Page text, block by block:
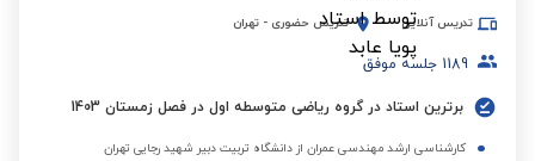
تدریس آنلاین تدریس حضوری - تهران
1189 جلسه موفق
برترین استاد در گروه ریاضی متوسطه اول در فصل زمستان 1403
کارشناسی ارشد مهندسی عمران از دانشگاه تربیت دبیر شهید رجایی تهران